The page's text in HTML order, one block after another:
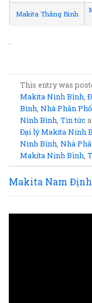
Makita Thăng Bình
.
This entry was
Makita Ninh Bình ,
Bình ,Nhà Phân
Ninh Bình ,Tin tức
Đại lý Makita Ninh
Ninh Bình ,Nhà
Makita Ninh Bình ,
Makita Nam Định